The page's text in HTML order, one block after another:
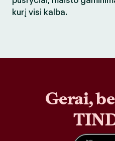
kurį visi kalba.
Gerai,